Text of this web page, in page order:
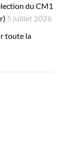
du CM1
5 juillet 2026
toute la